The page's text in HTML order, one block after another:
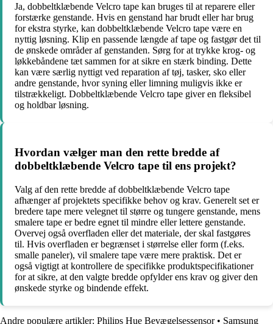
Ja, dobbeltklæbende Velcro tape kan bruges til at reparere eller
forstærke genstande. Hvis en genstand har brudt eller har brug
for ekstra styrke, kan dobbeltklæbende Velcro tape være en
nyttig løsning. Klip en passende længde af tape og fastgør det til
de ønskede områder af genstanden. Sørg for at trykke krog- og
løkkebåndene tæt sammen for at sikre en stærk binding. Dette
kan være særlig nyttigt ved reparation af tøj, tasker, sko eller
andre genstande, hvor syning eller limning muligvis ikke er
tilstrækkeligt. Dobbeltklæbende Velcro tape giver en fleksibel
og holdbar løsning.
Hvordan vælger man den rette bredde af
dobbeltklæbende Velcro tape til ens projekt?
Valg af den rette bredde af dobbeltklæbende Velcro tape
afhænger af projektets specifikke behov og krav. Generelt set er
bredere tape mere velegnet til større og tungere genstande, mens
smalere tape er bedre egnet til mindre eller lettere genstande.
Overvej også overfladen eller det materiale, der skal fastgøres
til. Hvis overfladen er begrænset i størrelse eller form (f.eks.
smalle paneler), vil smalere tape være mere praktisk. Det er
også vigtigt at kontrollere de specifikke produktspecifikationer
for at sikre, at den valgte bredde opfylder ens krav og giver den
ønskede styrke og bindende effekt.
Andre populære artikler: Philips Hue Bevægelsessensor• Samsung